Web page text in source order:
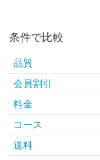
条件で比較
品質
会員割引
料金
コース
送料